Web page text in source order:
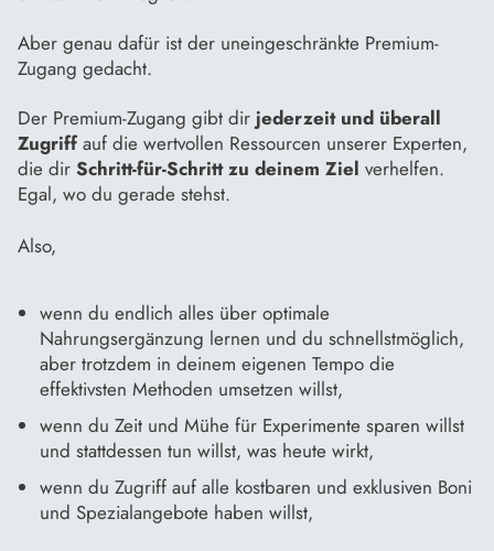
Aber genau dafür ist der uneingeschränkte Premium-
Zugang gedacht.
Der Premium-Zugang gibt dir jederzeit und überall
Zugriffauf die wertvollen Ressourcen unserer Experten,
die dir Schritt-für-Schritt zu deinem Ziel verhelfen.
Egal, wo du gerade stehst.
Also,
wenn du endlich alles über optimale
Nahrungsergänzung lernen und du schnellstmöglich,
aber trotzdem in deinem eigenen Tempo die
effektivsten Methoden umsetzen willst,
wenn du Zeit und Mühe für Experimente sparen willst
und stattdessen tun willst, was heute wirkt,
wenn du Zugriff auf alle kostbaren und exklusiven Boni
und Spezialangebote haben willst,